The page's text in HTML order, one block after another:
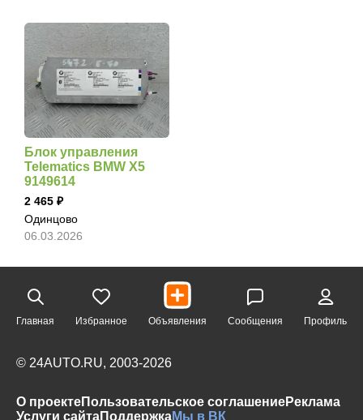
Блок управления
Telematics BMW X5
9149614
2 465
Одинцово
06.03.2026
Главная Избранное Объявления Сообщения Профиль
© 24AUTO.RU, 2003-2026
О проектеПользовательское соглашениеРеклама
Услуги сайтаПоддержкаМы в ВК